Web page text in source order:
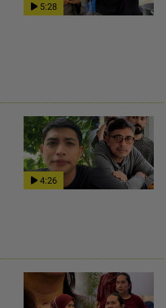
5:28
4:26